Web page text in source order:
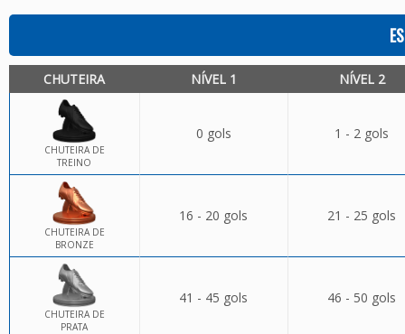
CHUTEIRA NÍVEL 1 NÍVEL 2
CHUTEIRA DE
TREINO
0 gols 1 - 2 gols
CHUTEIRA DE
BRONZE
16 - 20 gols 21 - 25 gols
CHUTEIRA DE
PRATA
41 - 45 gols 46 - 50 gols